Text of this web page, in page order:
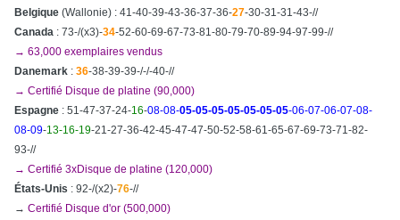
Belgique (Wallonie) : 41-40-39-43-36-37-36-27-30-31-31-43-//
Canada : 73-/(x3)-34-52-60-69-67-73-81-80-79-70-89-94-97-99-//
→ 63,000 exemplaires vendus
Danemark : 36-38-39-39-/-/-40-//
→ Certifié Disque de platine (90,000)
Espagne : 51-47-37-24-16-08-08-05-05-05-05-05-05-05-06-07-06-07-08-
08-09-13-16-19-21-27-36-42-45-47-47-50-52-58-61-65-67-69-73-71-82-
93-//
→ Certifié 3xDisque de platine (120,000)
États-Unis : 92-/(x2)-76-//
→ Certifié Disque d'or (500,000)